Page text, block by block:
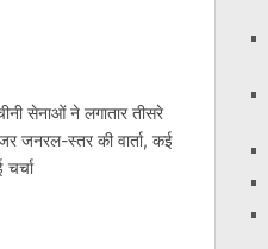
सेनाओं ने लगातार तीसरे
जनरल-स्तर की वार्ता, कई
चर्चा